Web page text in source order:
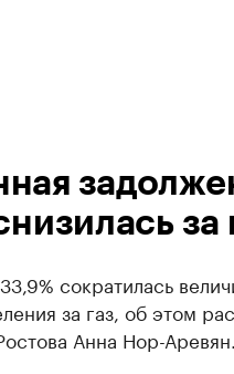
за
сократилась
за газ, об этом
Анна Нор-Аревян.